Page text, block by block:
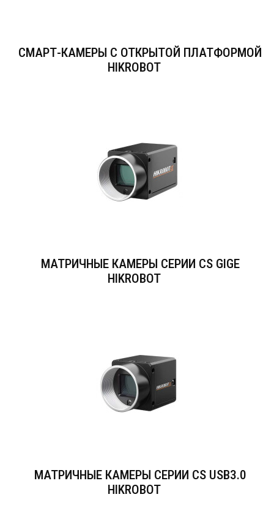
СМАРТ-КАМЕРЫ С ОТКРЫТОЙ ПЛАТФОРМОЙ
HIKROBOT
МАТРИЧНЫЕ КАМЕРЫ СЕРИИ CS GIGE
HIKROBOT
МАТРИЧНЫЕ КАМЕРЫ СЕРИИ CS USB3.0
HIKROBOT